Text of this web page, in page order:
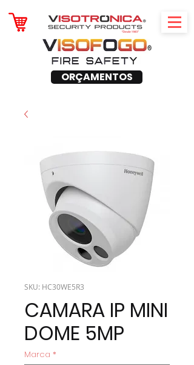
ORÇAMENTOS
SKU: HC30WE5R3
CAMARA IP MINI
DOME 5MP
Marca *